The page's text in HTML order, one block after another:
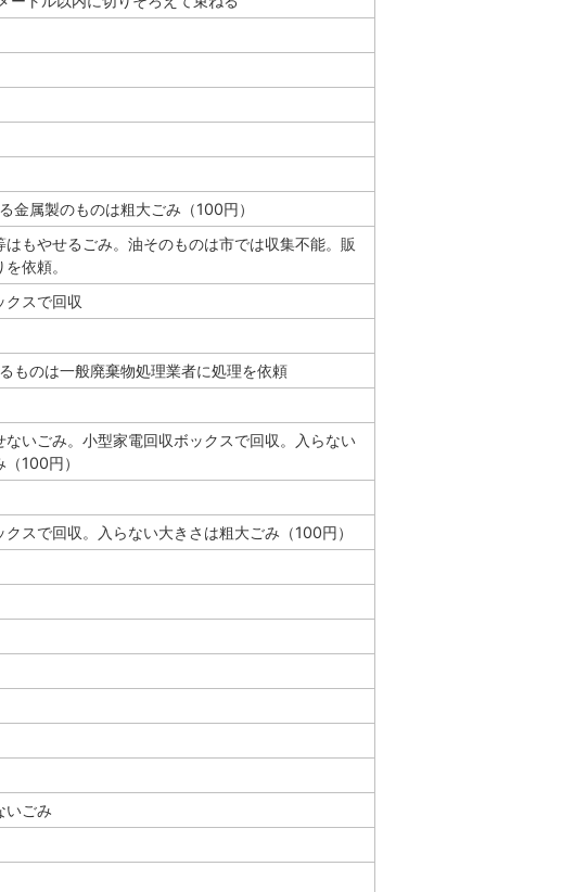
金属製のものは粗大ごみ（100円）
はもやせるごみ。油そのものは市では収集不能。販
依頼。
クスで回収
ものは一般廃棄物処理業者に処理を依頼
ないごみ。小型家電回収ボックスで回収。入らない
100円）
スで回収。入らない大きさは粗大ごみ（100円）
いごみ